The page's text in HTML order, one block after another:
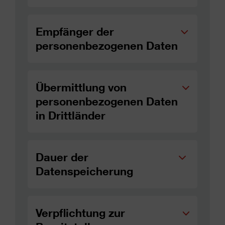
Empfänger der
personenbezogenen Daten
Übermittlung von
personenbezogenen Daten
in Drittländer
Dauer der
Datenspeicherung
Verpflichtung zur